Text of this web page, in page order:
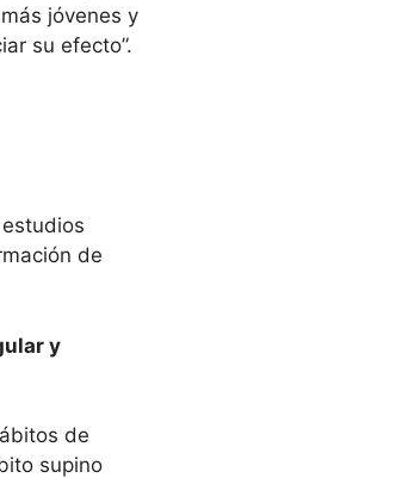
jóvenes y
su efecto”.
de
y
de
supino